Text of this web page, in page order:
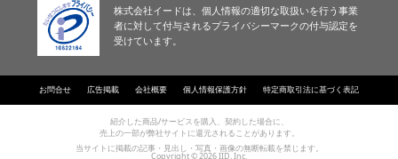
株式会社イードは、個人情報の適切な取扱いを行う事業
者に対して付与されるプライバシーマークの付与認定を
受けています。
お問合せ 広告掲載 会社概要 個人情報保護方針 特定商取引法に基づく表記
紹介した商品/サービスを購入、契約した場合に、
売上の一部が弊社サイトに還元されることがあります。
当サイトに掲載の記事・見出し・写真・画像の無断転載を禁じます。
Copyright © 2026 IID, Inc.